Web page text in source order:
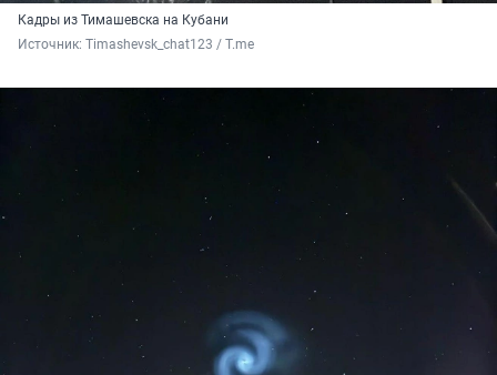
Кадры из Тимашевска на Кубани
Источник: Timashevsk_chat123 / T.me